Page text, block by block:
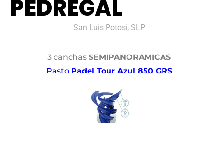
PEDREGAL
San Luis Potosi, SLP
3 canchas SEMIPANORAMICAS
Pasto Padel Tour Azul 850 GRS